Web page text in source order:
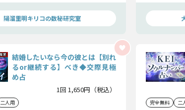
陽溜里明キリコの数秘研究室
結婚したいなら今の彼とは【別れ
るor継続する】べき◆交際見極
め占
1回 1,650円（税込）
二人用 完全無料 二